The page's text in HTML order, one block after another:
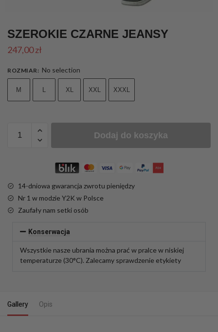
SZEROKIE CZARNE JEANSY
247,00zł
ROZMIAR : No selection
M L XL XXL XXXL
Dodaj do koszyka
14-dniowa gwarancja zwrotu pieniędzy
Nr 1 w modzie Y2K w Polsce
Zaufały nam setki osób
Konserwacja
Wszystkie nasze ubrania można prać w pralce w niskiej
temperaturze (30°C). Zalecamy sprawdzenie etykiety
Gallery Opis